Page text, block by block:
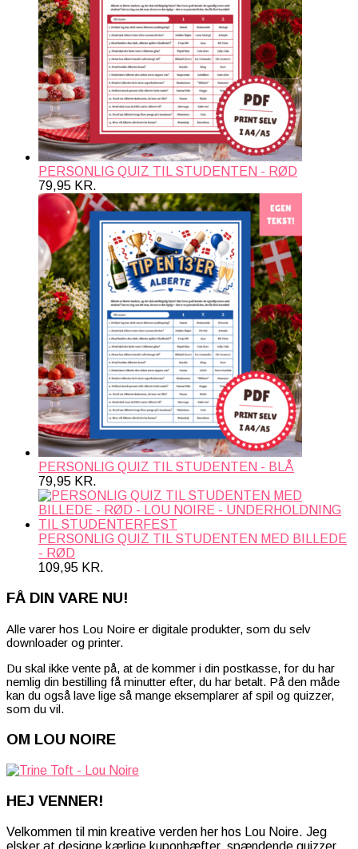
PERSONLIG QUIZ TIL STUDENTEN - RØD
79,95 KR.
PERSONLIG QUIZ TIL STUDENTEN - BLÅ
79,95 KR.
PERSONLIG QUIZ TIL STUDENTEN MED BILLEDE
- RØD
109,95 KR.
FÅ DIN VARE NU!
Alle varer hos Lou Noire er digitale produkter, som du selv
downloader og printer.
Du skal ikke vente på, at de kommer i din postkasse, for du har
nemlig din bestilling få minutter efter, du har betalt. På den måde
kan du også lave lige så mange eksemplarer af spil og quizzer,
som du vil.
OM LOU NOIRE
HEJ VENNER!
Velkommen til min kreative verden her hos Lou Noire. Jeg
elsker at designe kærlige kuponhæfter, spændende quizzer